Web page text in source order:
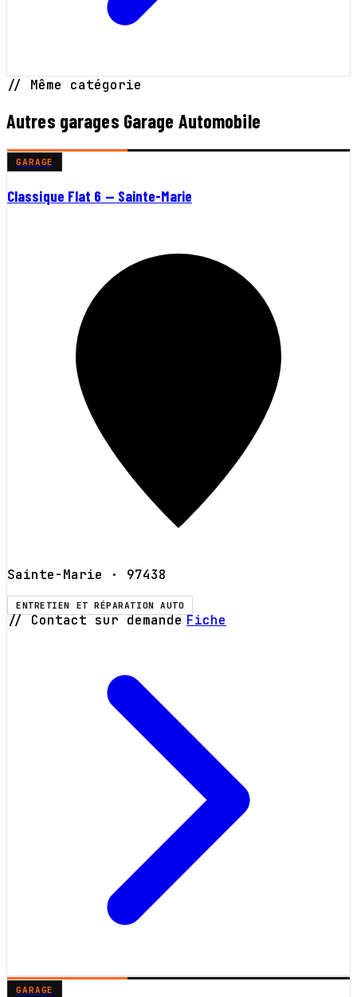
// Même catégorie
Autres garages Garage Automobile
GARAGE
Classique Flat 6 — Sainte-Marie
Sainte-Marie · 97438
ENTRETIEN ET RÉPARATION AUTO
// Contact sur demande Fiche
GARAGE